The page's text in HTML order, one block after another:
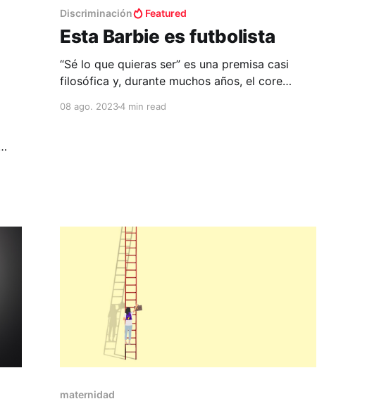
Discriminación Featured
Esta Barbie es futbolista
“Sé lo que quieras ser” es una premisa casi
filosófica y, durante muchos años, el core
siglo donde las mujeres poca o ninguna opción
08 ago. 20234 min read
maternidad